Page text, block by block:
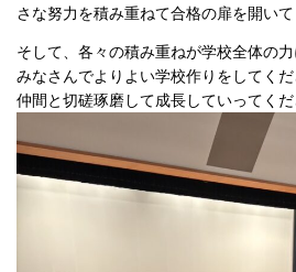
さな努力を積み重ねて合格の扉を開いて
そして、各々の積み重ねが学校全体の力
みなさんでよりよい学校作りをしてく
仲間と切磋琢磨して成長していってくだ